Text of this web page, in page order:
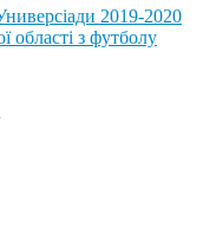
2019-2020
області з футболу